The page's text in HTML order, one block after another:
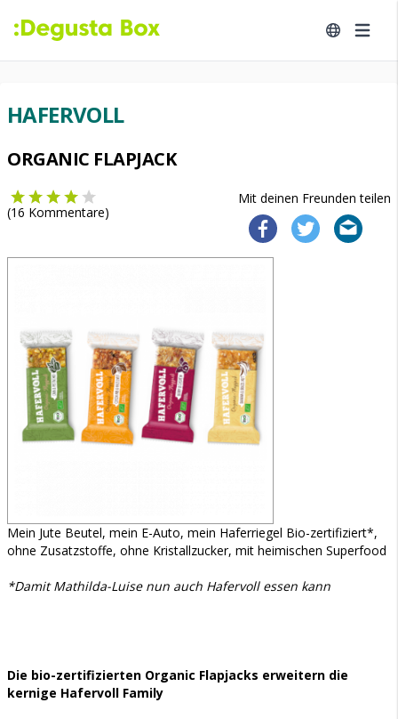
HAFERVOLL
ORGANIC FLAPJACK
Mit deinen Freunden teilen
(16 Kommentare)
Mein Jute Beutel, mein E-Auto, mein Haferriegel Bio-zertifiziert*,
ohne Zusatzstoffe, ohne Kristallzucker, mit heimischen Superfood
*Damit Mathilda-Luise nun auch Hafervoll essen kann
Die bio-zertifizierten Organic Flapjacks erweitern die
kernige Hafervoll Family